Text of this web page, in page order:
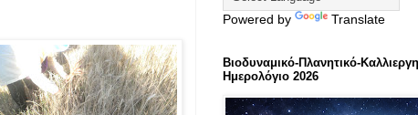
Powered by Translate
Βιοδυναμικό-Πλανητικό-
Ημερολόγιο 2026